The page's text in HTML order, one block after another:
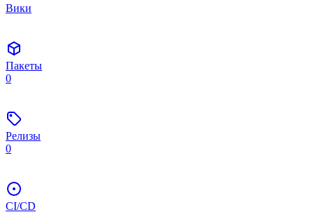
Вики
Пакеты
0
Релизы
0
CI/CD